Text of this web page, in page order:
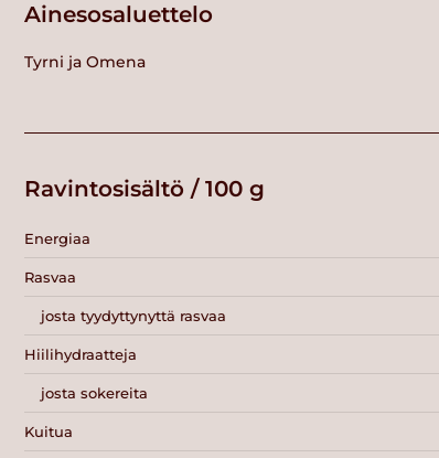
Ainesosaluettelo
Tyrni ja Omena
Ravintosisältö / 100 g
Energiaa
Rasvaa
josta tyydyttynyttä rasvaa
Hiilihydraatteja
josta sokereita
Kuitua